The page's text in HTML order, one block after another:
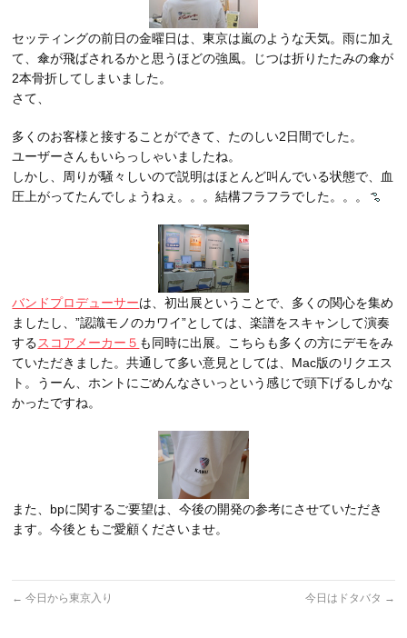
セッティングの前日の金曜日は、東京は嵐のような天気。雨に加え
て、傘が飛ばされるかと思うほどの強風。じつは折りたたみの傘が
2本骨折してしまいました。
さて、
多くのお客様と接することができて、たのしい2日間でした。
ユーザーさんもいらっしゃいましたね。
しかし、周りが騒々しいので説明はほとんど叫んでいる状態で、血
圧上がってたんでしょうねぇ。。。結構フラフラでした。。。
バンドプロデューサーは、初出展ということで、多くの関心を集め
ましたし、”認識モノのカワイ”としては、楽譜をスキャンして演奏
するスコアメーカー５ も同時に出展。こちらも多くの方にデモをみ
ていただきました。共通して多い意見としては、Mac版のリクエス
ト。うーん、ホントにごめんなさいっという感じで頭下げるしかな
かったですね。
また、bpに関するご要望は、今後の開発の参考にさせていただき
ます。今後ともご愛顧くださいませ。
← 今日から東京入り 今日はドタバタ →